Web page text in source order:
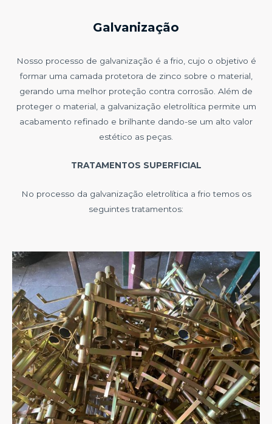
Galvanização
Nosso processo de galvanização é a frio, cujo o objetivo é
formar uma camada protetora de zinco sobre o material,
gerando uma melhor proteção contra corrosão. Além de
proteger o material, a galvanização eletrolítica permite um
acabamento refinado e brilhante dando-se um alto valor
estético as peças.
TRATAMENTOS SUPERFICIAL
No processo da galvanização eletrolítica a frio temos os
seguintes tratamentos: